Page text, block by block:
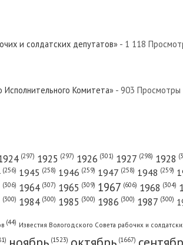
и солдатских депутатов» - 1 118
Комитета» - 903 Просмотры
(297) 1925 (297) 1926 (301) 1927 (298) 1928
(256) 1945 (258) 1946 (259) 1947 (258) 1948 (259)
(306) 1964 (307) 1965 (309) 1967 (606) 1968 (304)
(300) 1984 (300) 1985 (300) 1986 (300) 1987 (300)
(44) Известия Вологодского Совета рабочих и
(1523) (1667)